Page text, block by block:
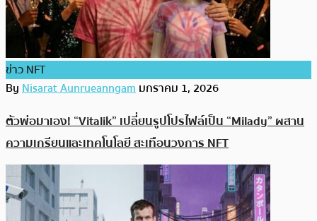
ข่าว NFT
ByNisarat Aunrueanngamมกราคม 1, 2026
ตัวพ่อมาเอง! “Vitalik” เปลี่ยนรูปโปรไฟล์เป็น “Milady” ผสาน
ความเกรียนและเทคโนโลยี สะเทือนวงการ NFT